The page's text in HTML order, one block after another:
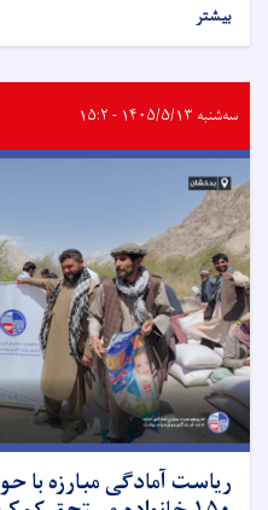
بیشتر
سه‌شنبه ۱۴۰۵/۵/۱۳ - ۱۵:۲
ریاست آمادگی مبارزه با